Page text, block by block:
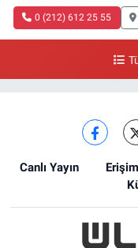
0 (212) 612 25 55
Canlı Yayın